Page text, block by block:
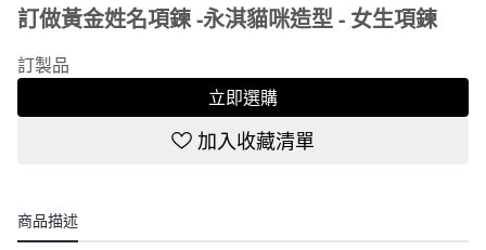
訂做黃金姓名項鍊 -永淇貓咪造型 - 女生項鍊
訂製品
立即選購
加入收藏清單
商品描述